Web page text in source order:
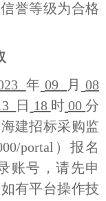
誉等级为合格
年 09 月 08
日 18 时 00分
建招标采购监
portal）报名
账号，请先申
有平台操作技